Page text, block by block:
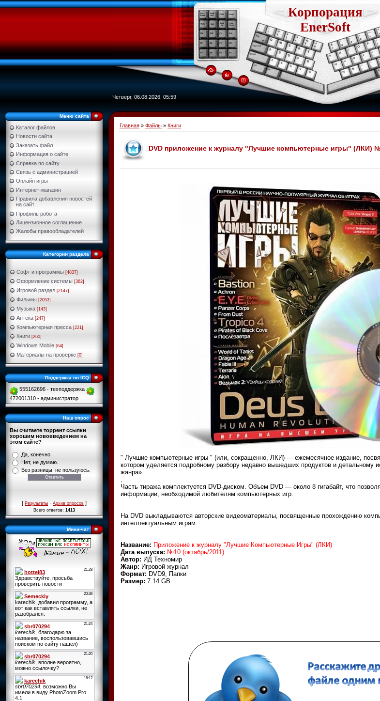
Корпорация
EnerSoft
Четверг, 06.08.2026, 05:59
Меню сайта
Каталог файлов
Новости сайта
Заказать файл
Информация о сайте
Справка по сайту
Связь с администрацией
Онлайн игры
Интернет-магазин
Правила добавления новостей
на сайт
Профиль робота
Лицензионное соглашение
Жалобы правообладателей
Категории раздела
Софт и программы [4837]
Оформление системы [362]
Игровой раздел [2147]
Фильмы [2053]
Музыка [143]
Аптека [247]
Компьютерная пресса [221]
Книги [260]
Windows Mobile [64]
Материалы на проверке [0]
Поддержка по ICQ
555162696 - техподдержка
472001310 - администратор
Наш опрос
Вы считаете торрент ссылки
хорошим нововведением на
этом сайте?
Да, конечно.
Нет, не думаю.
Без разницы, не пользуюсь.
[Результаты·Архив опросов]
Всего ответов:1413
Мини-чат
Главная » Файлы » Книги
DVD приложение к журналу "Лучшие компьютерные игры" (ЛКИ)
" Лучшие компьютерные игры " (или, сокращенно, ЛКИ) — ежемесячное издание,
котором уделяется подробному разбору недавно вышедших продуктов и детальному
жанра».
Часть тиража комплектуется DVD-диском. Объем DVD — около 8 гигабайт, что
информации, необходимой любителям компьютерных игр.
На DVD выкладываются авторские видеоматериалы, посвященные прохождению
интеллектуальным играм.
Название: Приложение к журналу "Лучшие Компьютерные Игры" (ЛКИ)
Дата выпуска: №10 (октябрь/2011)
Автор: ИД Техномир
Жанр: Игровой журнал
Формат: DVD9, Папки
Размер: 7.14 GB